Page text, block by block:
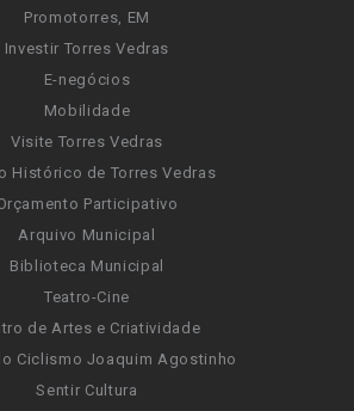
Promotorres, EM
Investir Torres Vedras
E-negócios
Mobilidade
Visite Torres Vedras
Histórico de Torres Vedras
Participativo
Arquivo Municipal
Biblioteca Municipal
Teatro-Cine
de Artes e Criatividade
Ciclismo Joaquim Agostinho
Sentir Cultura